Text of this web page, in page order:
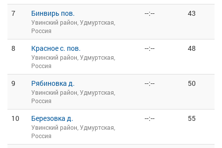
7 Бинвирь пов.
Увинский район, Удмуртская,
Россия
--:-- 43
8 Красное с. пов.
Увинский район, Удмуртская,
Россия
--:-- 48
9 Рябиновка д.
Увинский район, Удмуртская,
Россия
--:-- 50
10 Березовка д.
Увинский район, Удмуртская,
Россия
--:-- 55